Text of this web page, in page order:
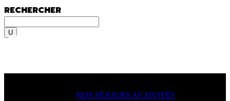
RECHERCHER
NOS SÉJOURS ACTIVITÉS